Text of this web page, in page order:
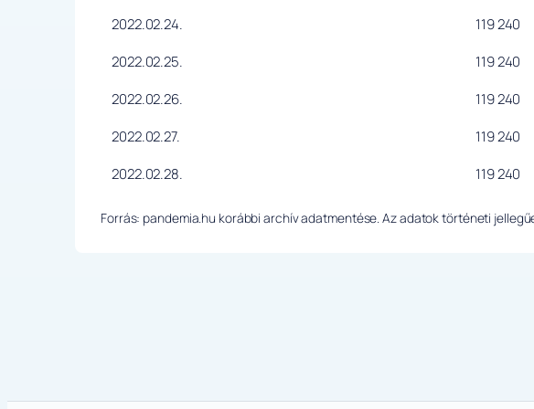
2022.02.24.
119 240
2022.02.25.
119 240
2022.02.26.
119 240
2022.02.27.
119 240
2022.02.28.
119 240
Forrás: pandemia.hu korábbi archív adatmentése. Az adatok történeti